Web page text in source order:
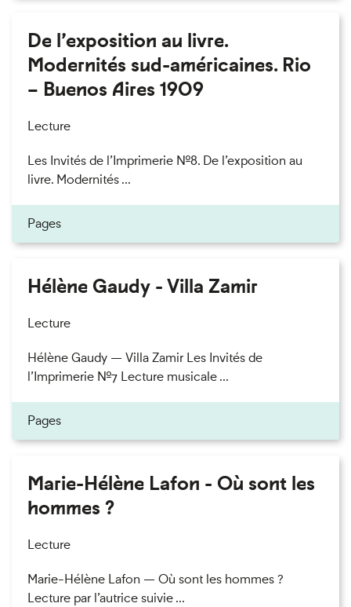
De l’exposition au livre.
Modernités sud-américaines. Rio
– Buenos Aires 1909
Lecture
Les Invités de l’Imprimerie n°8. De l’exposition au
livre. Modernités ...
Pages
Hélène Gaudy - Villa Zamir
Lecture
Hélène Gaudy — Villa Zamir Les Invités de
l’Imprimerie n°7 Lecture musicale ...
Pages
Marie-Hélène Lafon - Où sont les
hommes ?
Lecture
Marie-Hélène Lafon — Où sont les hommes ?
Lecture par l’autrice suivie ...